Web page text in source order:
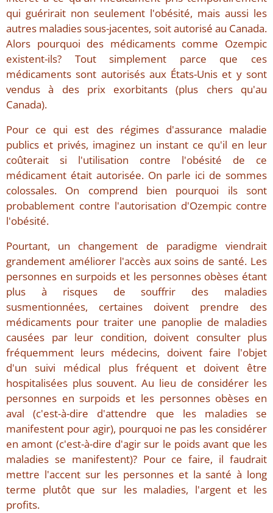
qui guérirait non seulement l'obésité, mais aussi les
autres maladies sous-jacentes, soit autorisé au Canada.
Alors pourquoi des médicaments comme Ozempic
existent-ils? Tout simplement parce que ces
médicaments sont autorisés aux États-Unis et y sont
vendus à des prix exorbitants (plus chers qu'au
Canada).
Pour ce qui est des régimes d'assurance maladie
publics et privés, imaginez un instant ce qu'il en leur
coûterait si l'utilisation contre l'obésité de ce
médicament était autorisée. On parle ici de sommes
colossales. On comprend bien pourquoi ils sont
probablement contre l'autorisation d'Ozempic contre
l'obésité.
Pourtant, un changement de paradigme viendrait
grandement améliorer l'accès aux soins de santé. Les
personnes en surpoids et les personnes obèses étant
plus à risques de souffrir des maladies
susmentionnées, certaines doivent prendre des
médicaments pour traiter une panoplie de maladies
causées par leur condition, doivent consulter plus
fréquemment leurs médecins, doivent faire l'objet
d'un suivi médical plus fréquent et doivent être
hospitalisées plus souvent. Au lieu de considérer les
personnes en surpoids et les personnes obèses en
aval (c'est-à-dire d'attendre que les maladies se
manifestent pour agir), pourquoi ne pas les considérer
en amont (c'est-à-dire d'agir sur le poids avant que les
maladies se manifestent)? Pour ce faire, il faudrait
mettre l'accent sur les personnes et la santé à long
terme plutôt que sur les maladies, l'argent et les
profits.